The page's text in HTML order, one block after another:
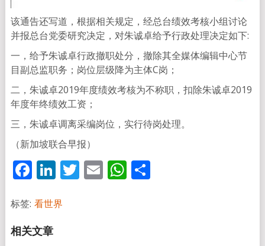
该通告还写道，根据相关规定，经总台绩效考核小组讨论
并报总台党委研究决定，对朱诚卓给予行政处理决定如下:
一，给予朱诚卓行政撤职处分，撤除其全媒体编辑中心节
目副总监职务；岗位层级降为主体C岗；
二，朱诚卓2019年度绩效考核为不称职，扣除朱诚卓2019
年度年终绩效工资；
三，朱诚卓调离采编岗位，实行待岗处理。
（新加坡联合早报）
Facebook
LinkedIn
Twitter
EmailWhatsApp
分
标签: 看世界